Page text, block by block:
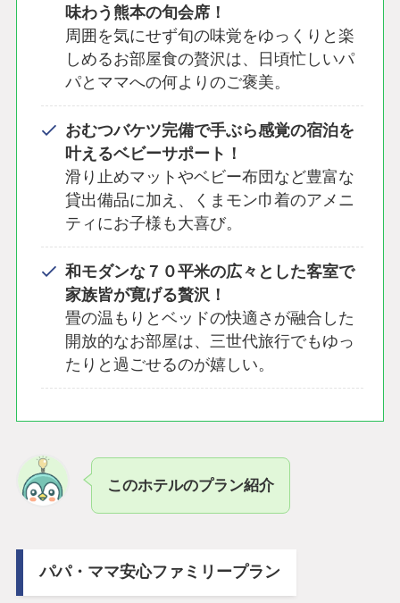
味わう熊本の旬会席！
周囲を気にせず旬の味覚をゆっくりと楽
しめるお部屋食の贅沢は、日頃忙しいパ
パとママへの何よりのご褒美。
おむつバケツ完備で手ぶら感覚の宿泊を
叶えるベビーサポート！
滑り止めマットやベビー布団など豊富な
貸出備品に加え、くまモン巾着のアメニ
ティにお子様も大喜び。
和モダンな７０平米の広々とした客室で
家族皆が寛げる贅沢！
畳の温もりとベッドの快適さが融合した
開放的なお部屋は、三世代旅行でもゆっ
たりと過ごせるのが嬉しい。
このホテルのプラン紹介
パパ・ママ安心ファミリープラン